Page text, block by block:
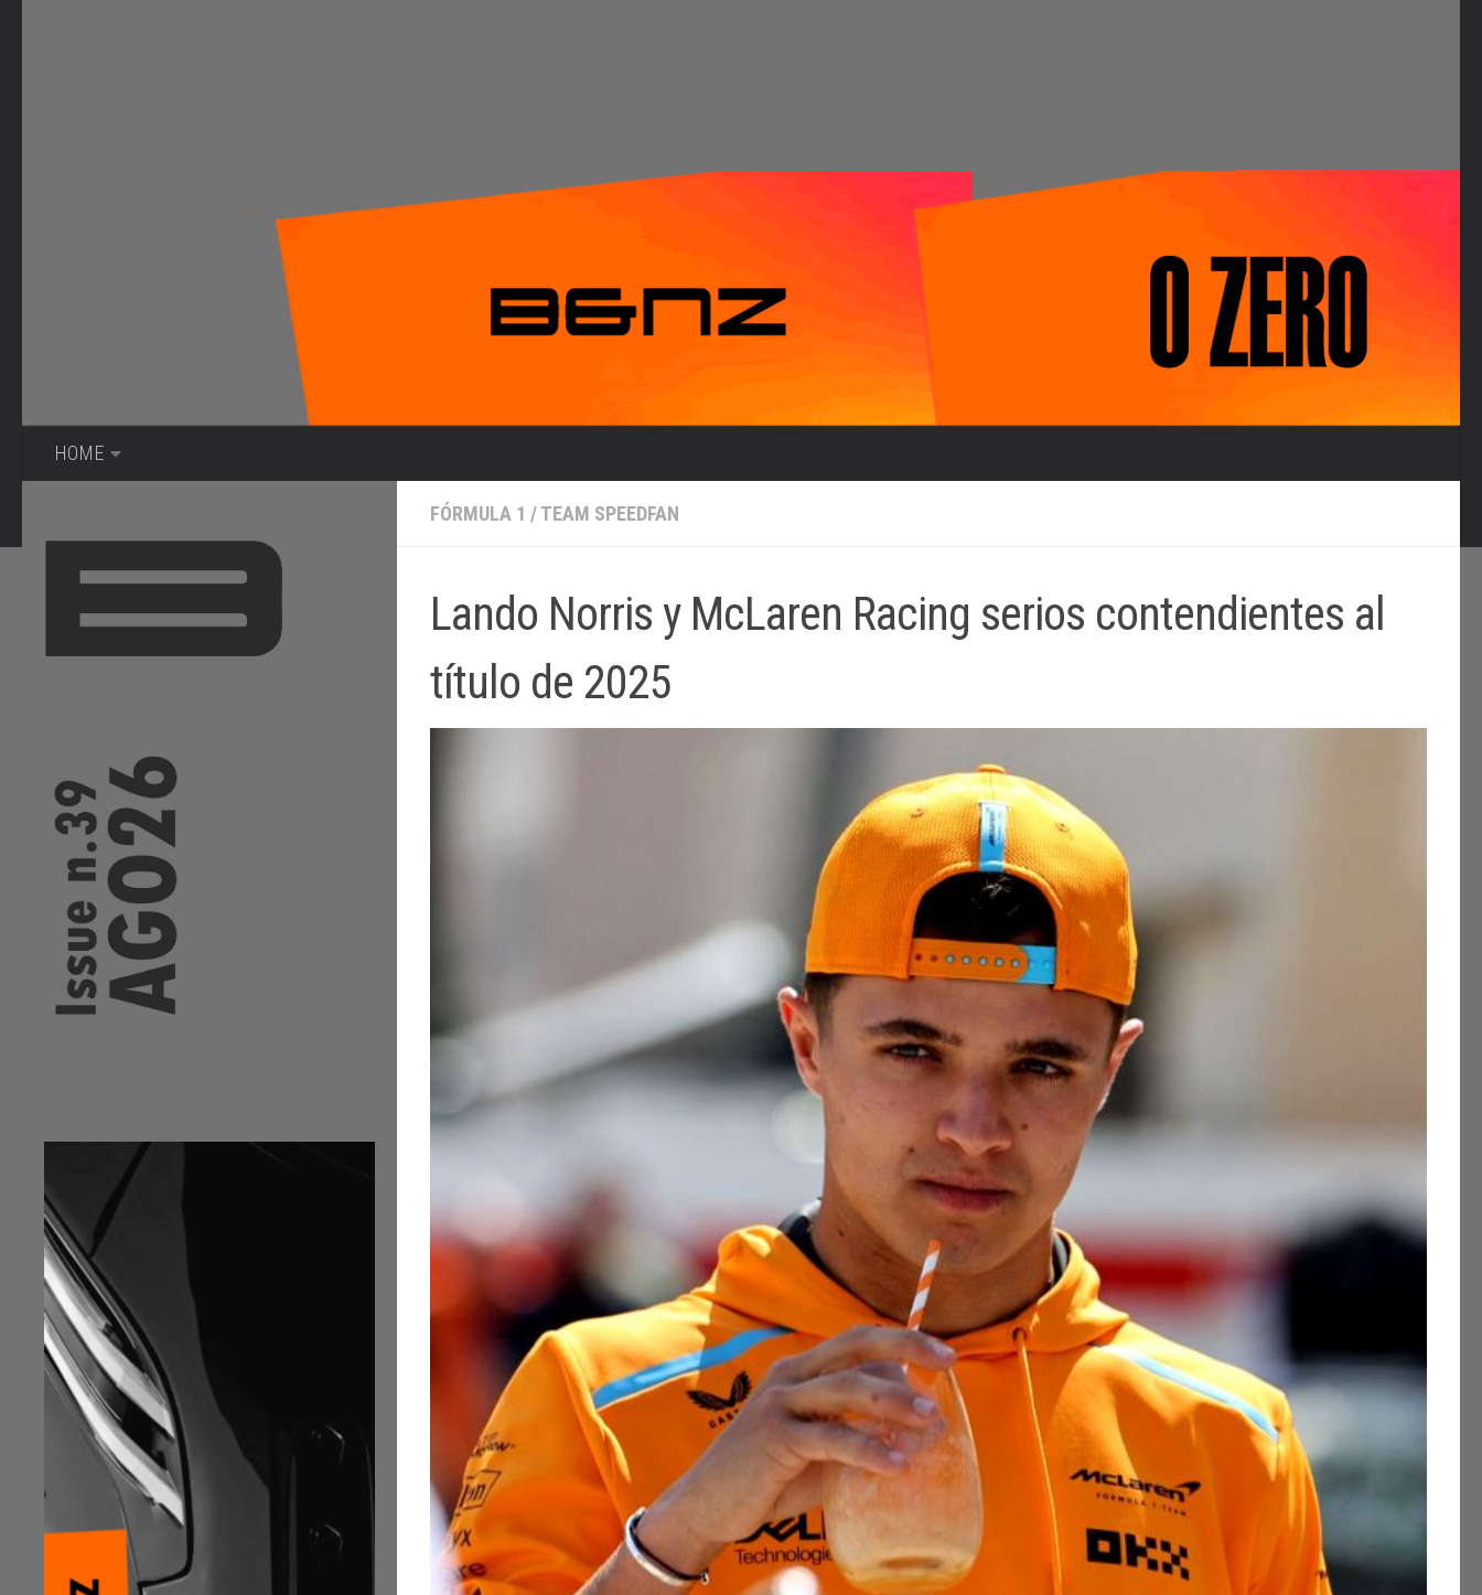
HOME
FÓRMULA 1 /TEAM SPEEDFAN
Lando Norris y McLaren Racing serios contendientes al
título de 2025